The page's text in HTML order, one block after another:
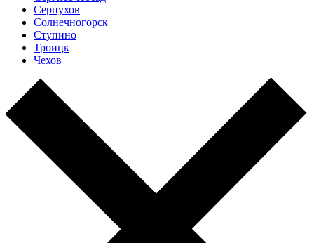
Серпухов
Солнечногорск
Ступино
Троицк
Чехов